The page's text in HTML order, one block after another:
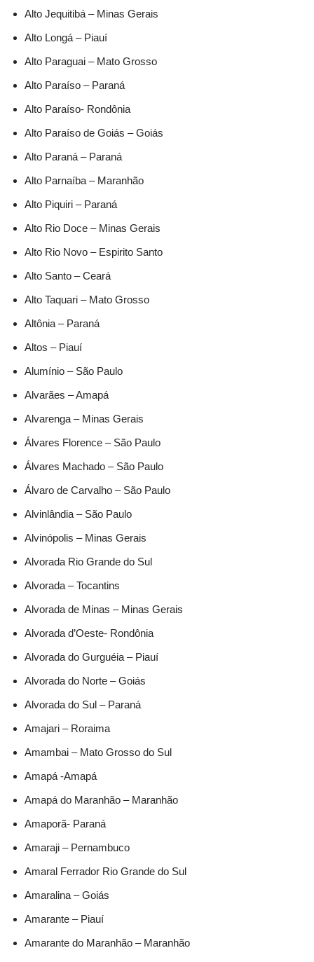
Alto Jequitibá – Minas Gerais
Alto Longá – Piauí
Alto Paraguai – Mato Grosso
Alto Paraíso – Paraná
Alto Paraíso- Rondônia
Alto Paraíso de Goiás – Goiás
Alto Paraná – Paraná
Alto Parnaíba – Maranhão
Alto Piquiri – Paraná
Alto Rio Doce – Minas Gerais
Alto Rio Novo – Espirito Santo
Alto Santo – Ceará
Alto Taquari – Mato Grosso
Altônia – Paraná
Altos – Piauí
Alumínio – São Paulo
Alvarães – Amapá
Alvarenga – Minas Gerais
Álvares Florence – São Paulo
Álvares Machado – São Paulo
Álvaro de Carvalho – São Paulo
Alvinlândia – São Paulo
Alvinópolis – Minas Gerais
Alvorada Rio Grande do Sul
Alvorada – Tocantins
Alvorada de Minas – Minas Gerais
Alvorada d’Oeste- Rondônia
Alvorada do Gurguéia – Piauí
Alvorada do Norte – Goiás
Alvorada do Sul – Paraná
Amajari – Roraima
Amambai – Mato Grosso do Sul
Amapá -Amapá
Amapá do Maranhão – Maranhão
Amaporã- Paraná
Amaraji – Pernambuco
Amaral Ferrador Rio Grande do Sul
Amaralina – Goiás
Amarante – Piauí
Amarante do Maranhão – Maranhão